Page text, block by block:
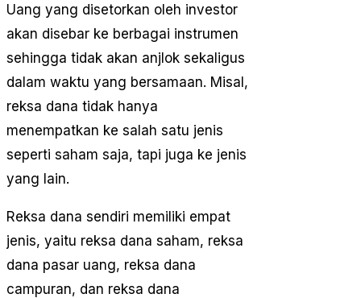
Uang yang disetorkan oleh investor
akan disebar ke berbagai instrumen
sehingga tidak akan anjlok sekaligus
dalam waktu yang bersamaan. Misal,
reksa dana tidak hanya
menempatkan ke salah satu jenis
seperti saham saja, tapi juga ke jenis
yang lain.
Reksa dana sendiri memiliki empat
jenis, yaitu reksa dana saham, reksa
dana pasar uang, reksa dana
campuran, dan reksa dana